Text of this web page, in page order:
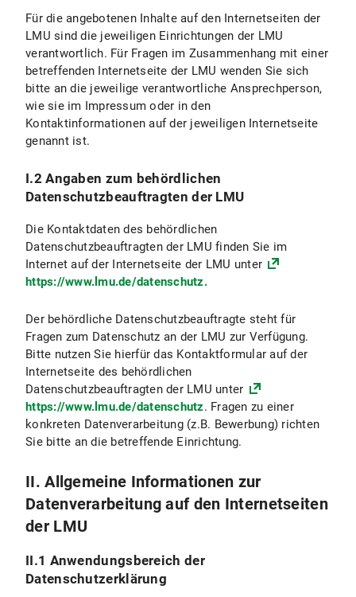
VI.2.4 Widerspruchs- und Beseitigungsmöglichkeit
VI.3 Nutzung der Online-Terminbuchung
VI.3.1 Umfang und Zweck der Datenverarbeitung
VI.3.4 Widerspruchs- und Beseitigungsmöglichkeiten
VI.4 Nutzung des Chats
VI.4.1 Umfang und Zweck der Datenverarbeitung
VI.4.3 Dauer der Datenverarbeitung
VI.4.4 Widerspruchs- und Beseitigungsmöglichkeit
VI.5 Nutzung anderer Kommunikationsmittel (z.B. Post, Telefon, Fax)
VI.6 Nutzung von Videokonferenzsystemen
VII.1 Umfang und Zweck der Datenverarbeitung
VII.3 Dauer der Datenverarbeitung
Für die angebotenen Inhalte auf den Internetseiten der
LMU sind die jeweiligen Einrichtungen der LMU
verantwortlich. Für Fragen im Zusammenhang mit einer
betreffenden Internetseite der LMU wenden Sie sich
bitte an die jeweilige verantwortliche Ansprechperson,
wie sie im Impressum oder in den
Kontaktinformationen auf der jeweiligen Internetseite
genannt ist.
I.2 Angaben zum behördlichen
Datenschutzbeauftragten der LMU
Die Kontaktdaten des behördlichen
Datenschutzbeauftragten der LMU finden Sie im
Internet auf der Internetseite der LMU unter
https://www.lmu.de/datenschutz.
Der behördliche Datenschutzbeauftragte steht für
Fragen zum Datenschutz an der LMU zur Verfügung.
Bitte nutzen Sie hierfür das Kontaktformular auf der
Internetseite des behördlichen
Datenschutzbeauftragten der LMU unter
https://www.lmu.de/datenschutz. Fragen zu einer
konkreten Datenverarbeitung (z.B. Bewerbung) richten
Sie bitte an die betreffende Einrichtung.
II. Allgemeine Informationen zur
Datenverarbeitung auf den Internetseiten
der LMU
II.1 Anwendungsbereich der
Datenschutzerklärung